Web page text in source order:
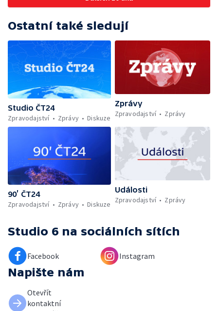
Ostatní také sledují
Studio ČT24
Zpravodajství
Zprávy Diskuze
Zprávy
Zpravodajství
Zprávy
90’ ČT24
Zpravodajství
Zprávy Diskuze
Události
Zpravodajství
Zprávy
Studio 6 na sociálních sítích
Facebook Instagram
Napište nám
Otevřít
kontaktní